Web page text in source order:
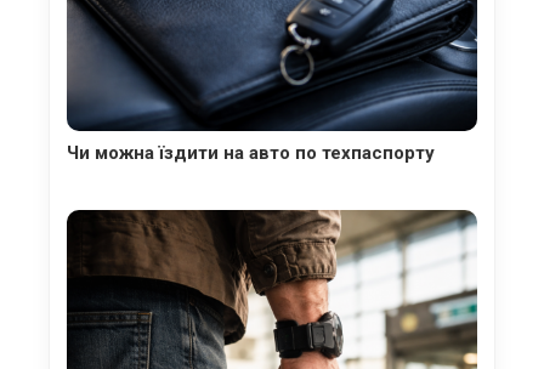
Чи можна їздити на авто по техпаспорту